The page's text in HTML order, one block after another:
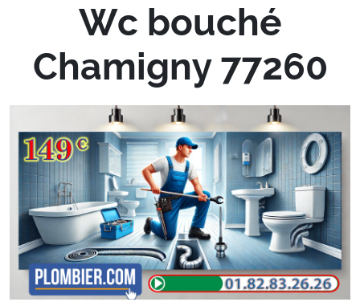
Wc bouché
Chamigny 77260